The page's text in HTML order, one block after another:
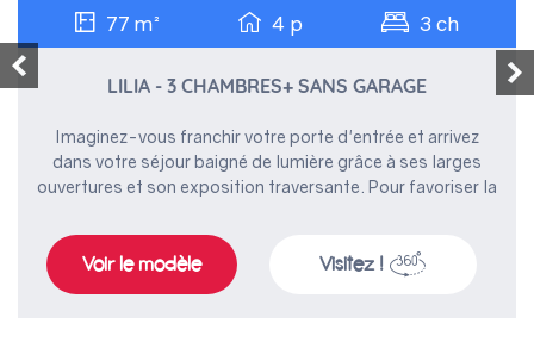
77 m² 4 p 3 ch
LILIA - 3 CHAMBRES+ SANS GARAGE
Imaginez-vous franchir votre porte d'entrée et arrivez
dans votre séjour baigné de lumière grâce à ses larges
ouvertures et son exposition traversante. Pour favoriser la
séjour. Cet agencement promet de bons moments
passés en famille ou entre amis. Pour le côté pratique, un
espace technique se trouve à proximité de la cuisine. Vous
Voir le modèle Visitez !